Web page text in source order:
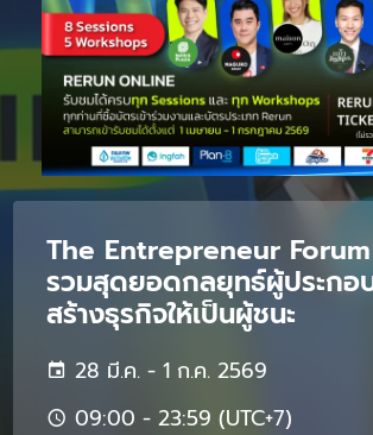
The Entrepreneur
รวมสุดยอดกลยุทธ์ผู้ประกอ
สร้างธุรกิจให้เป็นผู้ชนะ
28 มี.ค. - 1 ก.ค. 2569
09:00 - 23:59 (UTC+7)